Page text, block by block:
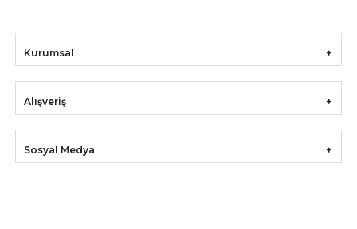
Kurumsal
Alışveriş
Sosyal Medya